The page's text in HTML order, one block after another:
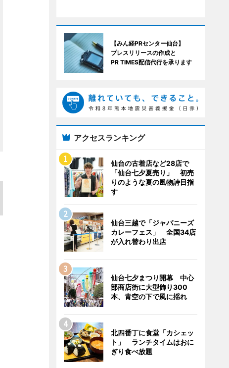
【みん経PRセンター仙台】
プレスリリースの作成と
PR TIMES配信代行を承ります
アクセスランキング
仙台の古着店など28店で
「仙台七夕夏売り」 初売
りのような夏の風物詩目指
す
仙台三越で「ジャパニーズ
カレーフェス」 全国34店
が入れ替わり出店
仙台七夕まつり開幕 中心
部商店街に大型飾り300
本、青空の下で風に揺れ
北四番丁に食堂「カシェッ
ト」 ランチタイムはおに
ぎり食べ放題